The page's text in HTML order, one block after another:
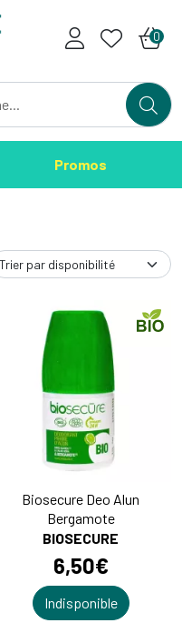
Pharmacie du Therain Votre
0
Promos
Biosecure Deo Alun
Bergamote
BIOSECURE
6,50€
Indisponible